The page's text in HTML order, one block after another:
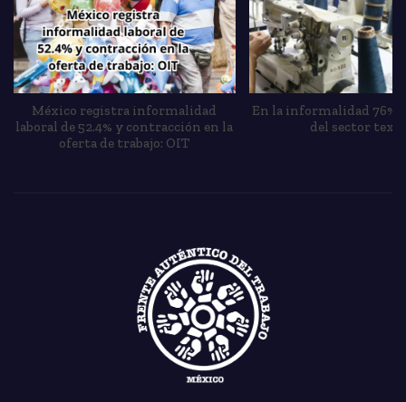
México registra informalidad
laboral de 52.4% y contracción en la
oferta de trabajo: OIT
En la informalidad 76%
del sector